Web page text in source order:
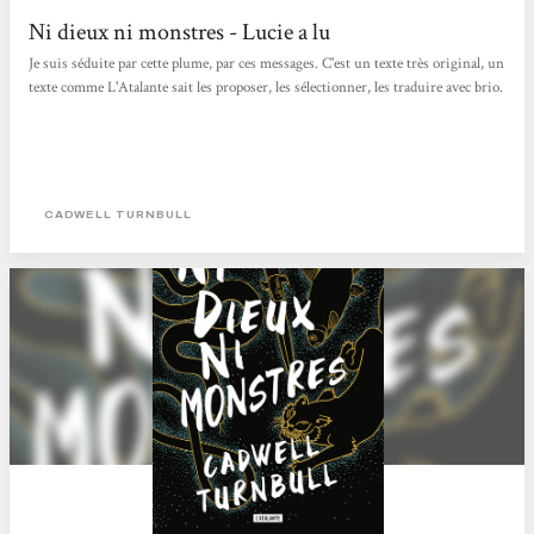
Ni dieux ni monstres - Lucie a lu
Je suis séduite par cette plume, par ces messages. C'est un texte très original, un
texte comme L'Atalante sait les proposer, les sélectionner, les traduire avec brio.
CADWELL TURNBULL